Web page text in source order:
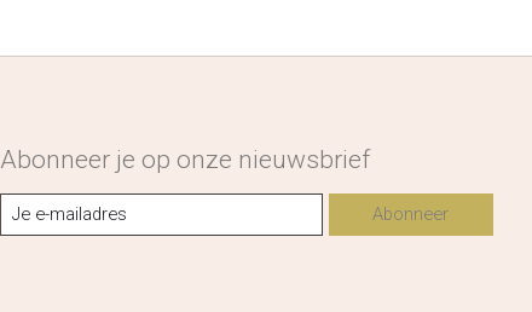
Abonneer je op onze nieuwsbrief
Abonneer